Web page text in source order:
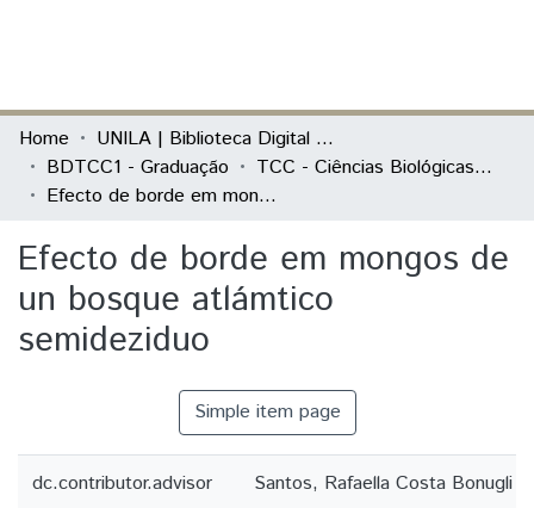
Communities & Collections
All of DSpace
Home
UNILA | Biblioteca Digital de Trabalhos de Conclusão de Curso
BDTCC1 - Graduação
TCC - Ciências Biológicas - Ecologia e Biodiversidade
Efecto de borde em mongos de un bosque atlámtico semideziduo
Efecto de borde em mongos de
un bosque atlámtico
semideziduo
Simple item page
dc.contributor.advisor Santos, Rafaella Costa Bonugli